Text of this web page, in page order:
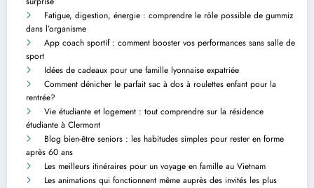
Fatigue, digestion, énergie : comprendre le rôle possible de gummiz
dans l’organisme
App coach sportif : comment booster vos performances sans salle de
sport
Idées de cadeaux pour une famille lyonnaise expatriée
Comment dénicher le parfait sac à dos à roulettes enfant pour la
rentrée?
Vie étudiante et logement : tout comprendre sur la résidence
étudiante à Clermont
Blog bien-être seniors : les habitudes simples pour rester en forme
après 60 ans
Les meilleurs itinéraires pour un voyage en famille au Vietnam
Les animations qui fonctionnent même auprès des invités les plus